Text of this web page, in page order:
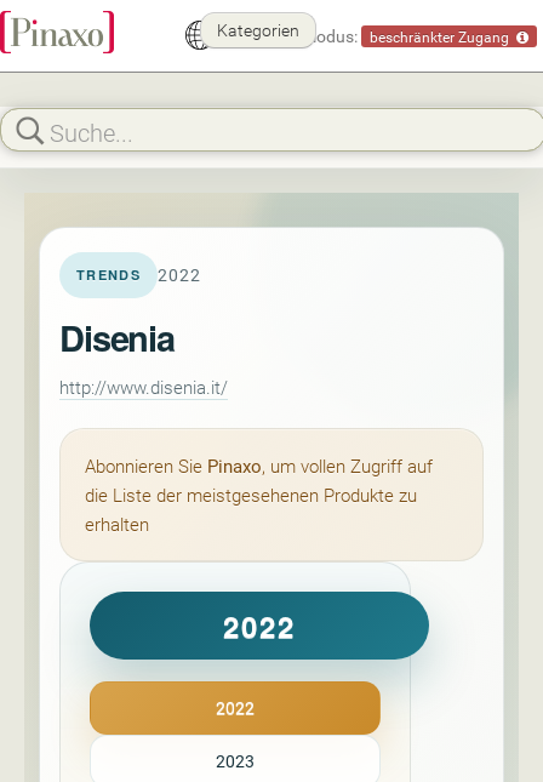
Demomodus: beschränkter Zugang
Kategorien
TRENDS 2022
Disenia
http://www.disenia.it/
Abonnieren Sie Pinaxo, um vollen Zugriff auf
die Liste der meistgesehenen Produkte zu
erhalten
2022
2022
2023